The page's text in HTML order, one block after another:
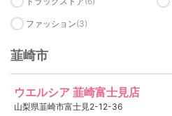
ファッション(3)
韮崎市
ウエルシア 韮崎富士見店
山梨県韮崎市富士見2-12-36